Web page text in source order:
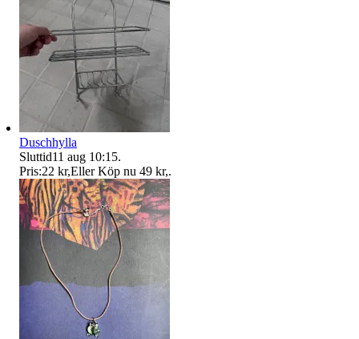
Duschhylla
Sluttid11 aug 10:15.
Pris:22 kr,Eller Köp nu 49 kr,.